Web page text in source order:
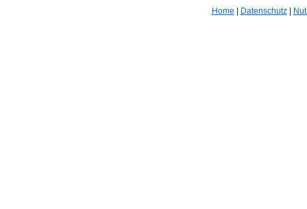
Home | Datenschutz|